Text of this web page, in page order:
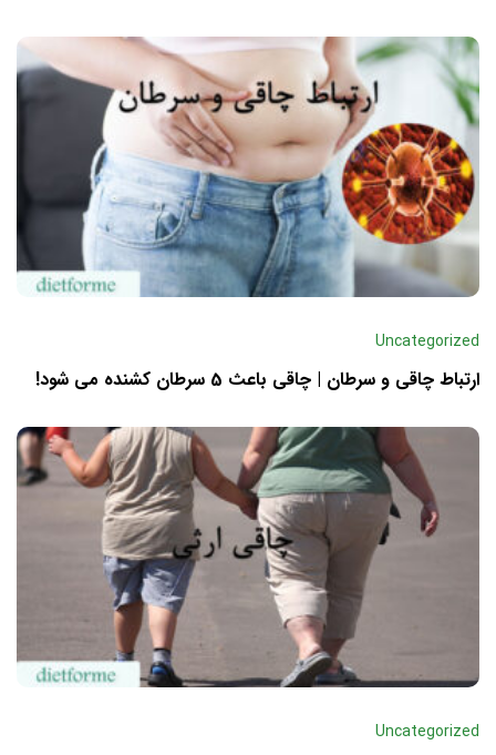
Uncategorized
ارتباط چاقی و سرطان | چاقی باعث 5 سرطان کشنده می شود!
Uncategorized